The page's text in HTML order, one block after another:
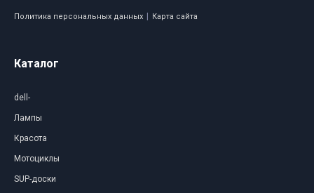
Политика персональных данных Карта сайта
Каталог
dell-
Лампы
Красота
Мотоциклы
SUP-доски